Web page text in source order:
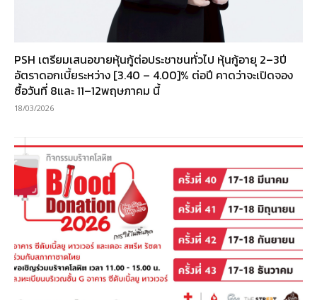
PSH เตรียมเสนอขายหุ้นกู้ต่อประชาชนทั่วไป หุ้นกู้อายุ 2–3ปี
อัตราดอกเบี้ยระหว่าง [3.40 – 4.00]% ต่อปี คาดว่าจะเปิดจอง
ซื้อวันที่ 8และ 11–12พฤษภาคม นี้
18/03/2026